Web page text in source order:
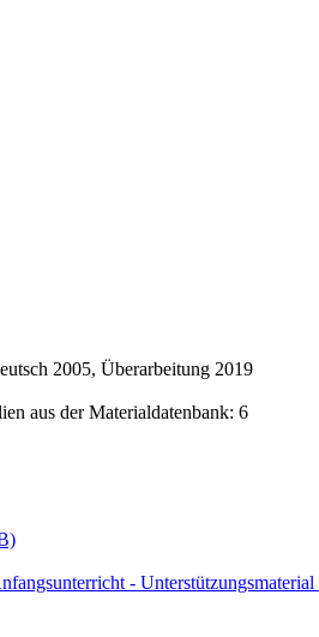
2005, Überarbeitung 2019
aus der Materialdatenbank: 6
-